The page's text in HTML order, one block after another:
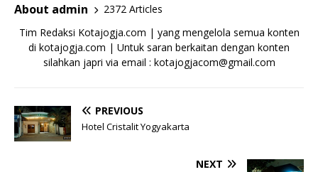
About admin
2372 Articles
Tim Redaksi Kotajogja.com | yang mengelola semua konten
di kotajogja.com | Untuk saran berkaitan dengan konten
silahkan japri via email : kotajogjacom@gmail.com
PREVIOUS
Hotel Cristalit Yogyakarta
NEXT